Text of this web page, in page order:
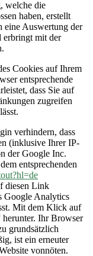
welche die
haben, erstellt
eine Auswertung der
erbringt mit der
Cookies auf Ihrem
entsprechende
dass Sie auf
zugreifen
verhindern, dass
(inklusive Ihrer IP-
der Google Inc.
entsprechenden
diesen Link
Google Analytics
Mit dem Klick auf
Ihr Browser
grundsätzlich
ist ein erneuter
vonnöten.